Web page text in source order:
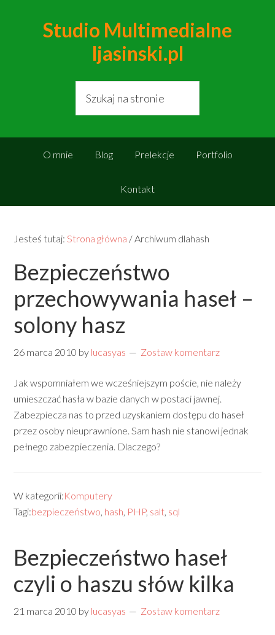
Studio Multimedialne
ljasinski.pl
O mnie Blog Prelekcje Portfolio
Kontakt
Jesteś tutaj:Strona główna /Archiwum dlahash
Bezpieczeństwo
przechowywania haseł –
solony hasz
26 marca 2010 by lucasyas Zostaw komentarz
Jak wspomniałem we wcześniejszym poście, nie należy
umieszczać hasła w bazie danych w postaci jawnej.
Zabezpiecza nas to przed uzyskaniem dostępu do haseł
przez osoby nieuprawnione. Sam hash nie stanowi jednak
pełnego zabezpieczenia. Dlaczego?
W kategorii:Komputery
Tagi:bezpieczeństwo, hash, PHP, salt, sql
Bezpieczeństwo haseł
czyli o haszu słów kilka
21 marca 2010 by lucasyas Zostaw komentarz